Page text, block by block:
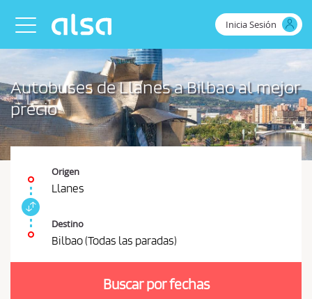
Saltar al contenido principal
Toggle navigation
Inicia Sesión
Autobuses de Llanes a Bilbao al mejor
precio
Origen
Llanes
Destino
Bilbao (Todas las paradas)
Buscar por fechas